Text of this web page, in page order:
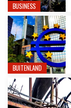
BUSINESS
BUITENLAND